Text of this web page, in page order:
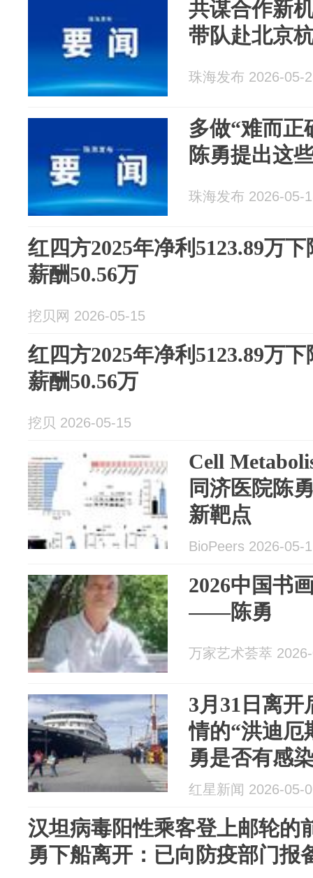
共谋合作新
带队赴北京
珠海发布 2026-05-
多做“难而正
陈勇提出这
珠海发布 2026-05-
红四方2025年净利5123.89万
薪酬50.56万
挖贝网 2026-05-15
红四方2025年净利5123.89万
薪酬50.56万
挖贝 2026-05-15
Cell
同济医院陈
新靶点
BioPeers 2026-05-
2026中国书
——陈勇
万家艺术荟萃
3月31日离
情的“洪迪厄
勇是否有感
心通报：阴
红星新闻 2026-05-
汉坦病毒阳性乘客登上邮轮的
勇下船离开：已向防疫部门报